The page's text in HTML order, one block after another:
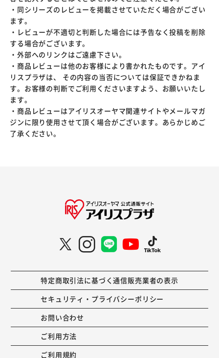
・同シリーズのレビューを掲載させていただく場合がござい
ます。
・レビューが不適切と判断した場合には予告なく投稿を削除
する場合がございます。
・外部へのリンクはご遠慮下さい。
・商品レビューは他のお客様により書かれたものです。アイ
リスプラザは、 その内容の当否については保証できかねま
す。お客様の判断でご利用くださいますよう、お願いいたし
ます。
・商品レビューはアイリスオーヤマ関連サイトやメールマガ
ジンに限り使用させて頂く場合がございます。あらかじめご
了承ください。
特定商取引法に基づく通信販売業者の表示
セキュリティ・プライバシーポリシー
お問い合わせ
ご利用方法
ご利用規約